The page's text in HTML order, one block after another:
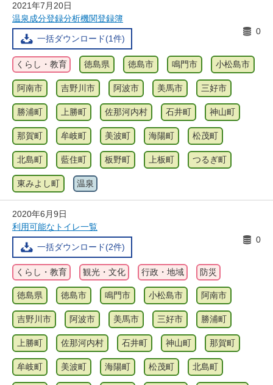
2021年7月20日
温泉成分登録分析機関登録簿
一括ダウンロード(1件)
0
くらし・教育 徳島県 徳島市 鳴門市 小松島市
阿南市 吉野川市 阿波市 美馬市 三好市
勝浦町 上勝町 佐那河内村 石井町 神山町
那賀町 牟岐町 美波町 海陽町 松茂町
北島町 藍住町 板野町 上板町 つるぎ町
東みよし町 温泉
2020年6月9日
利用可能なトイレ一覧
一括ダウンロード(2件)
0
くらし・教育 観光・文化 行政・地域 防災
徳島県 徳島市 鳴門市 小松島市 阿南市
吉野川市 阿波市 美馬市 三好市 勝浦町
上勝町 佐那河内村 石井町 神山町 那賀町
牟岐町 美波町 海陽町 松茂町 北島町